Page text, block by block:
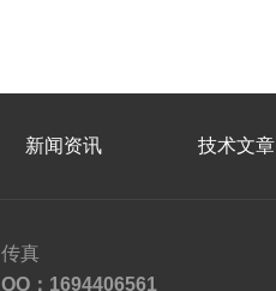
新闻资讯 技术文章
传真
QQ：1694406561